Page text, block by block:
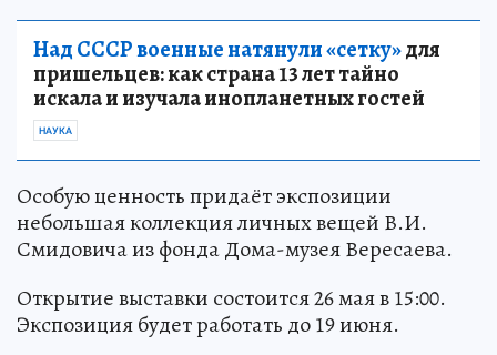
Над СССР военные натянули «сетку»для
пришельцев: как страна 13 лет тайно
искала и изучала инопланетных гостей
НАУКА
Особую ценность придаёт экспозиции
небольшая коллекция личных вещей В.И.
Смидовича из фонда Дома-музея Вересаева.
Открытие выставки состоится 26 мая в 15:00.
Экспозиция будет работать до 19 июня.